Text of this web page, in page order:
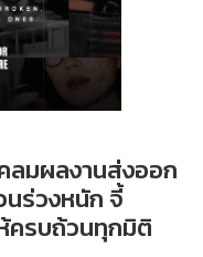
ลมผลงานส่งออก
นร่วงหนัก จี้
ครบถ้วนทุกมิติ